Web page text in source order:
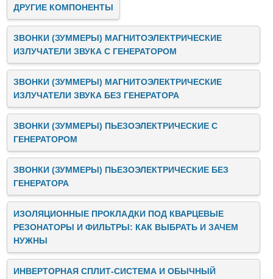
ДРУГИЕ КОМПОНЕНТЫ
ЗВОНКИ (ЗУММЕРЫ) МАГНИТОЭЛЕКТРИЧЕСКИЕ
ИЗЛУЧАТЕЛИ ЗВУКА C ГЕНЕРАТОРОМ
ЗВОНКИ (ЗУММЕРЫ) МАГНИТОЭЛЕКТРИЧЕСКИЕ
ИЗЛУЧАТЕЛИ ЗВУКА БЕЗ ГЕНЕРАТОРА
ЗВОНКИ (ЗУММЕРЫ) ПЬЕЗОЭЛЕКТРИЧЕСКИЕ C
ГЕНЕРАТОРОМ
ЗВОНКИ (ЗУММЕРЫ) ПЬЕЗОЭЛЕКТРИЧЕСКИЕ БЕЗ
ГЕНЕРАТОРА
ИЗОЛЯЦИОННЫЕ ПРОКЛАДКИ ПОД КВАРЦЕВЫЕ
РЕЗОНАТОРЫ И ФИЛЬТРЫ: КАК ВЫБРАТЬ И ЗАЧЕМ
НУЖНЫ
ИНВЕРТОРНАЯ СПЛИТ-СИСТЕМА И ОБЫЧНЫЙ